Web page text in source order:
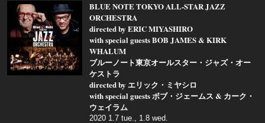
BLUE NOTE TOKYO ALL-STAR JAZZ
ORCHESTRA
directed by ERIC MIYASHIRO
with special guests BOB JAMES & KIRK
WHALUM
ブルーノート東京オールスター・ジャズ・オー
ケストラ
directed by エリック・ミヤシロ
with special guests ボブ・ジェームス & カーク・
ウェイラム
2020 1.7 tue., 1.8 wed.